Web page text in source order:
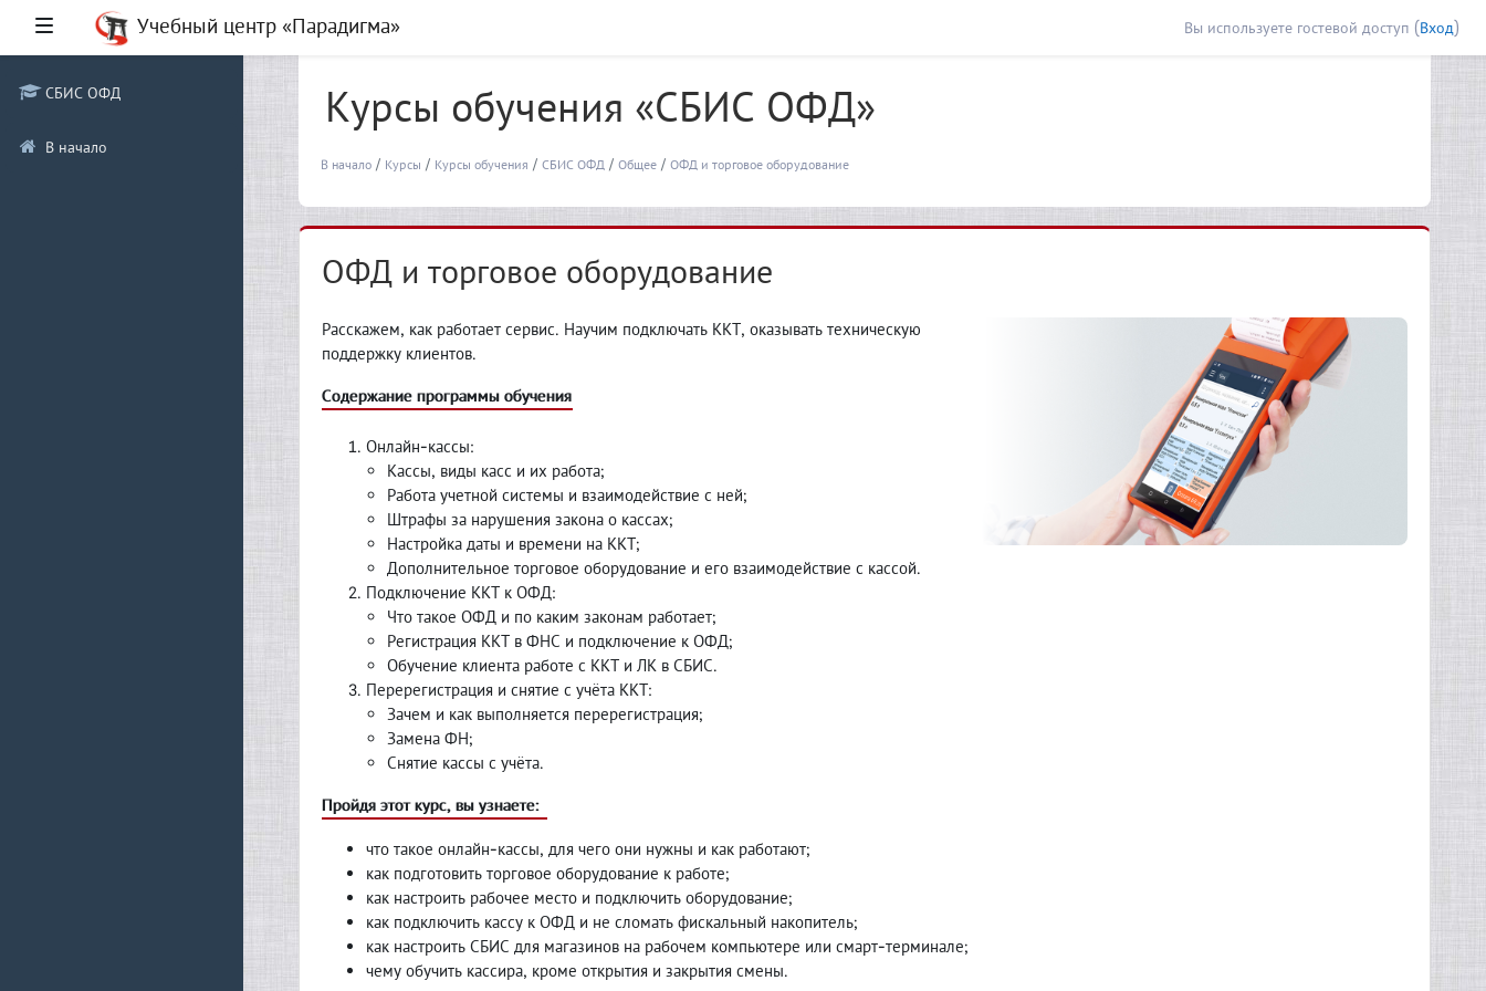
Боковая панельУчебный центр «Парадигма» Вы используете гостевой доступ (Вход)
СБИС ОФД
В начало
В начало Курсы Курсы обучения СБИС ОФД Общее ОФД и торговое оборудование
Курсы обучения «СБИС ОФД»
ОФД и торговое оборудование
Расскажем, как работает сервис. Научим подключать ККТ, оказывать техническую
поддержку клиентов.
Содержание программы обучения
Онлайн-кассы:
Кассы, виды касс и их работа;
Работа учетной системы и взаимодействие с ней;
Штрафы за нарушения закона о кассах;
Настройка даты и времени на ККТ;
Дополнительное торговое оборудование и его взаимодействие с кассой.
Подключение ККТ к ОФД:
Что такое ОФД и по каким законам работает;
Регистрация ККТ в ФНС и подключение к ОФД;
Обучение клиента работе с ККТ и ЛК в СБИС.
Перерегистрация и снятие с учёта ККТ:
Зачем и как выполняется перерегистрация;
Замена ФН;
Снятие кассы с учёта.
Пройдя этот курс, вы узнаете:
что такое онлайн-кассы, для чего они нужны и как работают;
как подготовить торговое оборудование к работе;
как настроить рабочее место и подключить оборудование;
как подключить кассу к ОФД и не сломать фискальный накопитель;
как настроить СБИС для магазинов на рабочем компьютере или смарт-терминале;
чему обучить кассира, кроме открытия и закрытия смены.